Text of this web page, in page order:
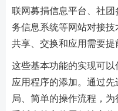
联网募捐信息平台、社
务信息系统等网站对接
共享、交换和应用需要提
这些基本功能的实现可
应用程序的添加。通过
局、简单的操作流程，